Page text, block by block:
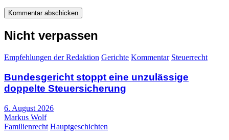
Nicht verpassen
Empfehlungen der Redaktion Gerichte Kommentar Steuerrecht
Bundesgericht stoppt eine unzulässige
doppelte Steuersicherung
6. August 2026
Markus Wolf
Familienrecht Hauptgeschichten